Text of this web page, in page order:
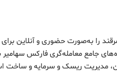
را به‌صورت حضوری و آنلاین
جامع معامله‌گری فارکس
مدیریت ریسک و سرمایه و